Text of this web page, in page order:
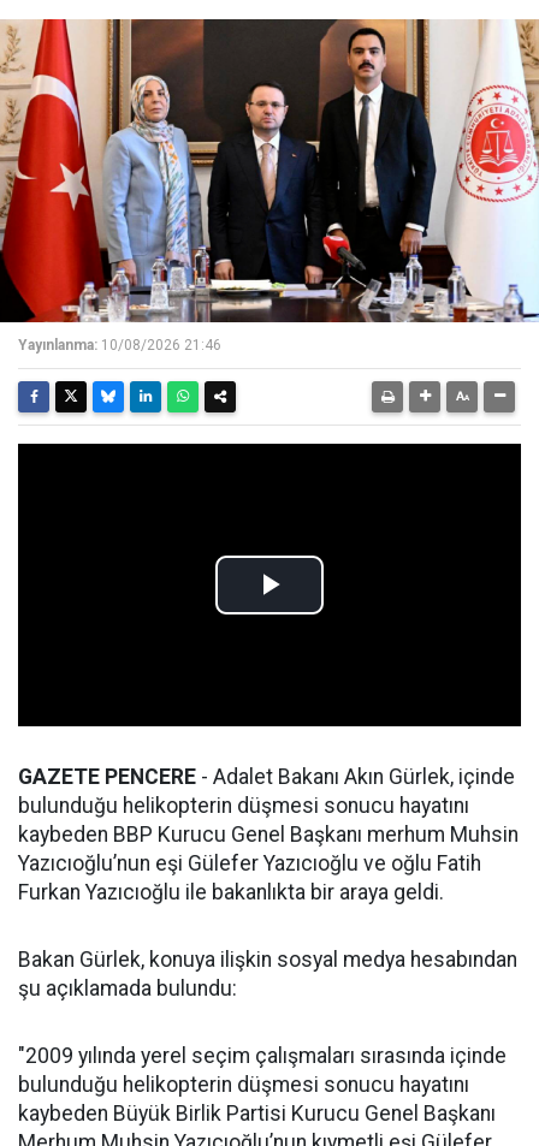
Yayınlanma: 10/08/2026 21:46
GAZETE PENCERE - Adalet Bakanı Akın Gürlek, içinde
bulunduğu helikopterin düşmesi sonucu hayatını
kaybeden BBP Kurucu Genel Başkanı merhum Muhsin
Yazıcıoğlu’nun eşi Gülefer Yazıcıoğlu ve oğlu Fatih
Furkan Yazıcıoğlu ile bakanlıkta bir araya geldi.
Bakan Gürlek, konuya ilişkin sosyal medya hesabından
şu açıklamada bulundu:
"2009 yılında yerel seçim çalışmaları sırasında içinde
bulunduğu helikopterin düşmesi sonucu hayatını
kaybeden Büyük Birlik Partisi Kurucu Genel Başkanı